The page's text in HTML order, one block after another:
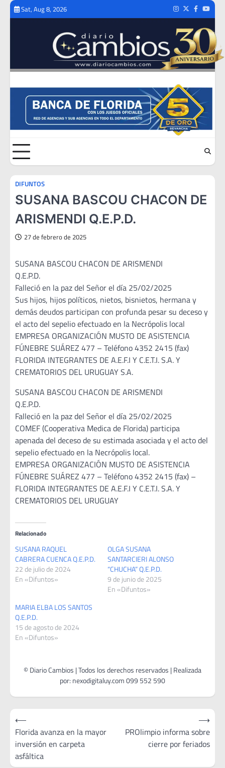
Skip
Sat, Aug 8, 2026 Instagram
TwitterFacebook
DIFUNTOS
SUSANA BASCOU CHACON DE
ARISMENDI Q.E.P.D.
27 de febrero de 2025
SUSANA BASCOU CHACON DE ARISMENDI
Q.E.P.D.
Falleció en la paz del Señor el día 25/02/2025
Sus hijos, hijos políticos, nietos, bisnietos, hermana y
demás deudos participan con profunda pesar su deceso y
el acto del sepelio efectuado en la Necrópolis local
EMPRESA ORGANIZACIÓN MUSTO DE ASISTENCIA
FÚNEBRE SUÁREZ 477 – Teléfono 4352 2415 (fax)
FLORIDA INTEGRANTES DE A.E.F.I Y C.E.T.I. S.A. Y
CREMATORIOS DEL URUGUAY S.A.
SUSANA BASCOU CHACON DE ARISMENDI
Q.E.P.D.
Falleció en la paz del Señor el día 25/02/2025
COMEF (Cooperativa Medica de Florida) participa
apenada del deceso de su estimada asociada y el acto del
sepelio efectuado en la Necrópolis local.
EMPRESA ORGANIZACIÓN MUSTO DE ASISTENCIA
FÚNEBRE SUÁREZ 477 – Teléfono 4352 2415 (fax) –
FLORIDA INTEGRANTES DE A.E.F.I Y C.E.T.I. S.A. Y
CREMATORIOS DEL URUGUAY
Relacionado
SUSANA RAQUEL
CABRERA CUENCA Q.E.P.D.
22 de julio de 2024
En «Difuntos»
OLGA SUSANA
SANTARCIERI ALONSO
“CHUCHA” Q.E.P.D.
9 de junio de 2025
En «Difuntos»
MARIA ELBA LOS SANTOS
Q.E.P.D.
15 de agosto de 2024
En «Difuntos»
Navegación
de
entradas
⟵
Florida avanza en la mayor
inversión en carpeta
asfáltica
PROlimpio informa sobre
cierre por feriados
⟶